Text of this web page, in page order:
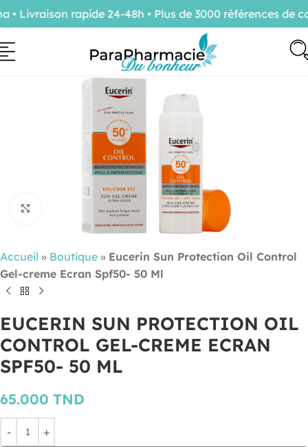
Cliquez pour agrandir
Accueil » Boutique » Eucerin Sun Protection Oil Control
Gel-creme Ecran Spf50- 50 Ml
EUCERIN SUN PROTECTION OIL
CONTROL GEL-CREME ECRAN
SPF50- 50 ML
65.000 TND
Livraison rapide 24-48h • Plus de 3000 références de